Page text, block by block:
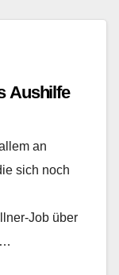
Aushilfe
an
sich noch
Job über